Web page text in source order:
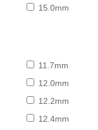
15.0mm
11.7mm
12.0mm
12.2mm
12.4mm